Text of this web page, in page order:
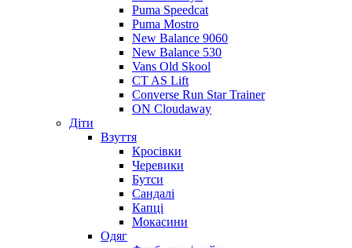
Puma Speedcat
Puma Mostro
New Balance 9060
New Balance 530
Vans Old Skool
CT AS Lift
Converse Run Star Trainer
ON Cloudaway
Діти
Взуття
Кросівки
Черевики
Бутси
Сандалі
Капці
Мокасини
Одяг